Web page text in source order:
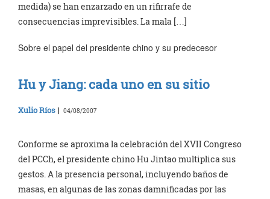
medida) se han enzarzado en un rifirrafe de
consecuencias imprevisibles. La mala […]
Sobre el papel del presidente chino y su predecesor
Hu y Jiang: cada uno en su sitio
Xulio Ríos | 04/08/2007
Conforme se aproxima la celebración del XVII Congreso
del PCCh, el presidente chino Hu Jintao multiplica sus
gestos. A la presencia personal, incluyendo baños de
masas, en algunas de las zonas damnificadas por las